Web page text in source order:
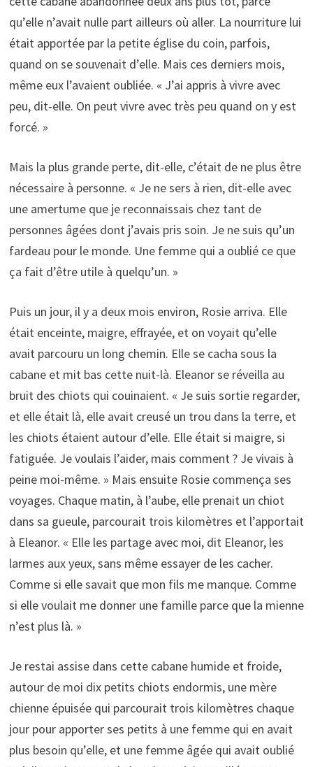
qu’elle n’avait nulle part ailleurs où aller. La nourriture lui
était apportée par la petite église du coin, parfois,
quand on se souvenait d’elle. Mais ces derniers mois,
même eux l’avaient oubliée. « J’ai appris à vivre avec
peu, dit-elle. On peut vivre avec très peu quand on y est
forcé. »
Mais la plus grande perte, dit-elle, c’était de ne plus être
nécessaire à personne. « Je ne sers à rien, dit-elle avec
une amertume que je reconnaissais chez tant de
personnes âgées dont j’avais pris soin. Je ne suis qu’un
fardeau pour le monde. Une femme qui a oublié ce que
ça fait d’être utile à quelqu’un. »
Puis un jour, il y a deux mois environ, Rosie arriva. Elle
était enceinte, maigre, effrayée, et on voyait qu’elle
avait parcouru un long chemin. Elle se cacha sous la
cabane et mit bas cette nuit-là. Eleanor se réveilla au
bruit des chiots qui couinaient. « Je suis sortie regarder,
et elle était là, elle avait creusé un trou dans la terre, et
les chiots étaient autour d’elle. Elle était si maigre, si
fatiguée. Je voulais l’aider, mais comment ? Je vivais à
peine moi-même. » Mais ensuite Rosie commença ses
voyages. Chaque matin, à l’aube, elle prenait un chiot
dans sa gueule, parcourait trois kilomètres et l’apportait
à Eleanor. « Elle les partage avec moi, dit Eleanor, les
larmes aux yeux, sans même essayer de les cacher.
Comme si elle savait que mon fils me manque. Comme
si elle voulait me donner une famille parce que la mienne
n’est plus là. »
Je restai assise dans cette cabane humide et froide,
autour de moi dix petits chiots endormis, une mère
chienne épuisée qui parcourait trois kilomètres chaque
jour pour apporter ses petits à une femme qui en avait
plus besoin qu’elle, et une femme âgée qui avait oublié